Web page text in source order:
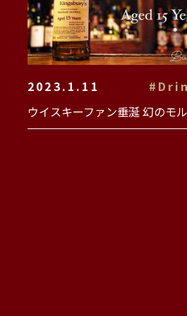
2023.1.11
ウイスキーファン垂涎 幻のモ